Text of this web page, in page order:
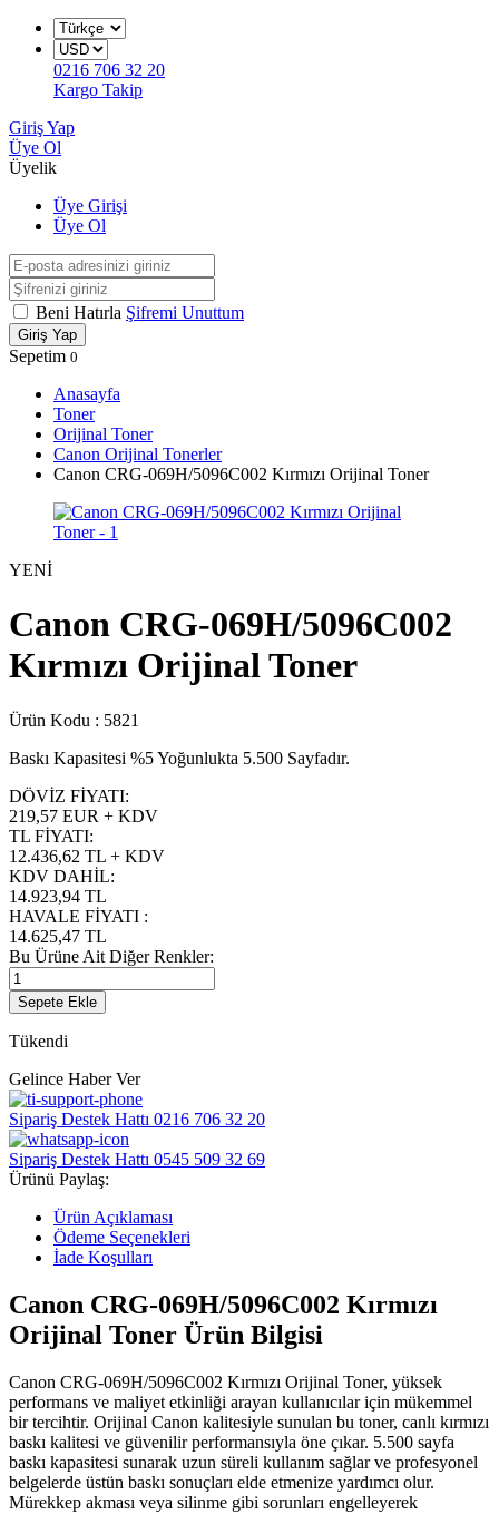
0216 706 32 20
Kargo Takip
Giriş Yap
Üye Ol
Üyelik
Üye Girişi
Üye Ol
Beni Hatırla Şifremi Unuttum
Giriş Yap
Sepetim 0
Anasayfa
Toner
Orijinal Toner
Canon Orijinal Tonerler
Canon CRG-069H/5096C002 Kırmızı Orijinal Toner
YENİ
Canon CRG-069H/5096C002
Kırmızı Orijinal Toner
Ürün Kodu : 5821
Baskı Kapasitesi %5 Yoğunlukta 5.500 Sayfadır.
DÖVİZ FİYATI:
219,57 EUR + KDV
TL FİYATI:
12.436,62 TL + KDV
KDV DAHİL:
14.923,94 TL
HAVALE FİYATI :
14.625,47 TL
Bu Ürüne Ait Diğer Renkler:
Sepete Ekle
Tükendi
Gelince Haber Ver
Sipariş Destek Hattı 0216 706 32 20
Sipariş Destek Hattı 0545 509 32 69
Ürünü Paylaş:
Ürün Açıklaması
Ödeme Seçenekleri
İade Koşulları
Canon CRG-069H/5096C002 Kırmızı
Orijinal Toner Ürün Bilgisi
Canon CRG-069H/5096C002 Kırmızı Orijinal Toner, yüksek
performans ve maliyet etkinliği arayan kullanıcılar için mükemmel
bir tercihtir. Orijinal Canon kalitesiyle sunulan bu toner, canlı kırmızı
baskı kalitesi ve güvenilir performansıyla öne çıkar. 5.500 sayfa
baskı kapasitesi sunarak uzun süreli kullanım sağlar ve profesyonel
belgelerde üstün baskı sonuçları elde etmenize yardımcı olur.
Mürekkep akması veya silinme gibi sorunları engelleyerek